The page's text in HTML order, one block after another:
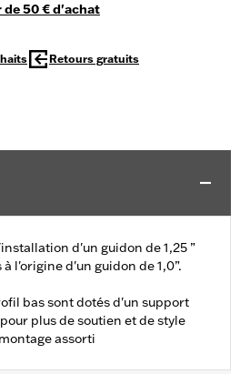
50 € d'achat
Retours gratuits
d'un guidon de 1,25 ”
l'origine d'un guidon de 1,0”.
bas sont dotés d'un support
plus de soutien et de style
assorti